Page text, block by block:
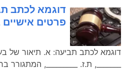
דוגמא לכתב
פרטים
_______, ת.ז. _________, המתגורר